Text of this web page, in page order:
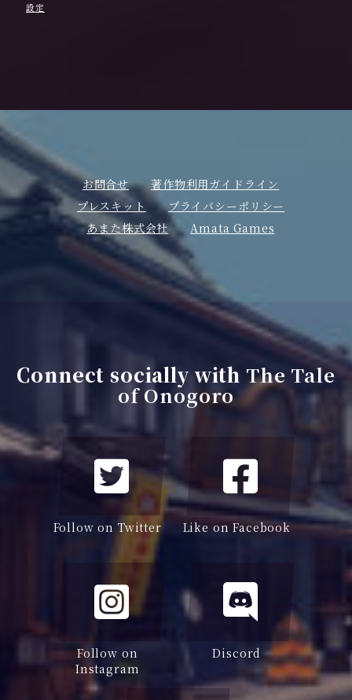
設定
お問合せ
著作物利用ガイドライン
プレスキット
プライバシーポリシー
あまた株式会社
Amata Games
Connect socially with The Tale
of Onogoro
Follow on Twitter Like on Facebook
Follow on
Instagram
Discord